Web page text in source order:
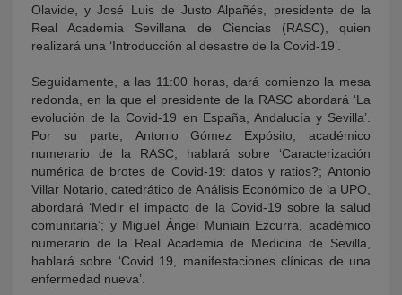
Olavide, y José Luis de Justo Alpañés, presidente de la
Real Academia Sevillana de Ciencias (RASC), quien
realizará una ‘Introducción al desastre de la Covid-19’.
Seguidamente, a las 11:00 horas, dará comienzo la mesa
redonda, en la que el presidente de la RASC abordará ‘La
evolución de la Covid-19 en España, Andalucía y Sevilla’.
Por su parte, Antonio Gómez Expósito, académico
numerario de la RASC, hablará sobre ‘Caracterización
numérica de brotes de Covid-19: datos y ratios?; Antonio
Villar Notario, catedrático de Análisis Económico de la UPO,
abordará ‘Medir el impacto de la Covid-19 sobre la salud
comunitaria’; y Miguel Ángel Muniain Ezcurra, académico
numerario de la Real Academia de Medicina de Sevilla,
hablará sobre ‘Covid 19, manifestaciones clínicas de una
enfermedad nueva’.